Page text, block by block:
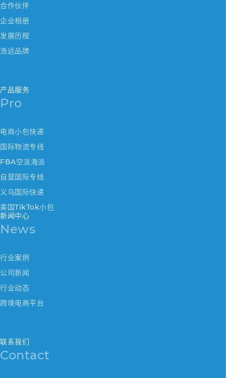
合作伙伴
企业相册
发展历程
浩远品牌
产品服务
Pro
电商小包快递
国际物流专线
FBA空派海派
自营国际专线
义乌国际快递
美国TikTok小包
新闻中心
News
行业案例
公司新闻
行业动态
跨境电商平台
联系我们
Contact